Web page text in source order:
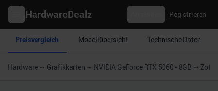
HardwareDealz Registrieren
Preisvergleich Modellübersicht Technische Daten
Hardware Grafikkarten NVIDIA GeForce RTX 5060 - 8GB